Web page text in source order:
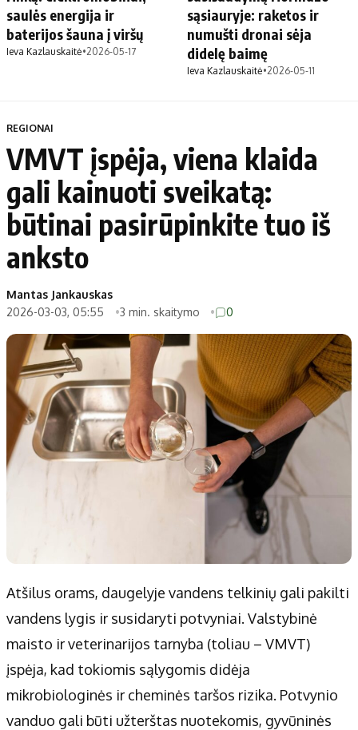
saulės energija ir
baterijos šauna į viršų
Ieva Kazlauskaitė•2026-05-17
sąsiauryje: raketos ir
numušti dronai sėja
didelę baimę
Ieva Kazlauskaitė•2026-05-11
REGIONAI
VMVT įspėja, viena klaida
gali kainuoti sveikatą:
būtinai pasirūpinkite tuo iš
anksto
Mantas Jankauskas
2026-03-03, 05:55
3 min. skaitymo 0
Atšilus orams, daugelyje vandens telkinių gali pakilti
vandens lygis ir susidaryti potvyniai. Valstybinė
maisto ir veterinarijos tarnyba (toliau – VMVT)
įspėja, kad tokiomis sąlygomis didėja
mikrobiologinės ir cheminės taršos rizika. Potvynio
vanduo gali būti užterštas nuotekomis, gyvūninės